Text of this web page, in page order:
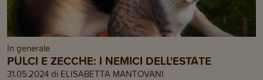
In generale
PULCI E ZECCHE: I NEMICI DELL'ESTATE
31.05.2024 di ELISABETTA MANTOVANI